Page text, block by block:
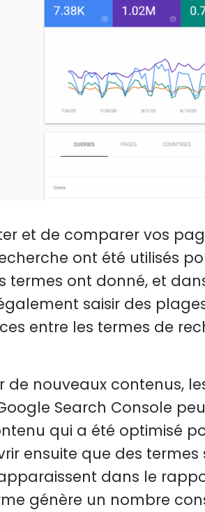
et de comparer vos
ont été utilisés
termes ont donné, et
saisir des
entre les termes de
de nouveaux contenus,
Search Console
qui a été optimisé
ensuite que des
dans le
génère un nombre